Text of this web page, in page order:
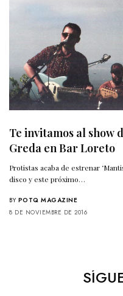
Te invitamos al show
Greda en Bar Loreto
Protistas acaba de estrenar
disco y este próximo…
BY POTQ MAGAZINE
8 DE NOVIEMBRE DE 2016